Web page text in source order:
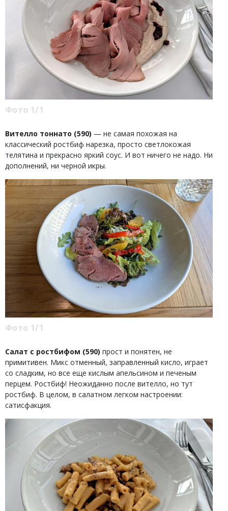
Фото 1/1
Вителло тоннато (590) — не самая похожая на
классический ростбиф нарезка, просто светлокожая
телятина и прекрасно яркий соус. И вот ничего не надо. Ни
дополнений, ни черной икры.
Фото 1/1
Салат с ростбифом (590) прост и понятен, не
примитивен. Микс отменный, заправленный кисло, играет
со сладким, но все еще кислым апельсином и печеным
перцем. Ростбиф! Неожиданно после вителло, но тут
ростбиф. В целом, в салатном легком настроении:
сатисфакция.